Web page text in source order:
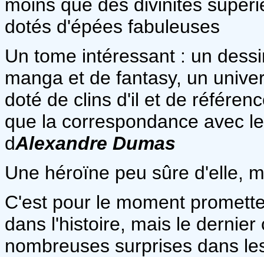
moins que des divinités
dotés d'épées fabuleuses
Un tome intéressant : un
manga et de fantasy, un
doté de clins d'il et de
que la correspondance avec
dAlexandre Dumas
Une héroïne peu sûre d'elle,
C'est pour le moment
dans l'histoire, mais le
nombreuses surprises dans